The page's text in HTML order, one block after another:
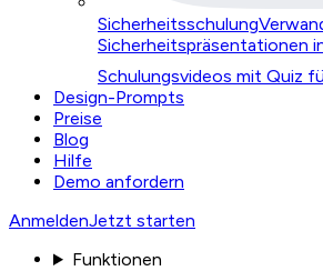
Sicherheitsschulung
Sicherheitspräsentationen
Schulungsvideos mit Quiz
Design-Prompts
Preise
Blog
Hilfe
Demo anfordern
AnmeldenJetzt starten
Funktionen